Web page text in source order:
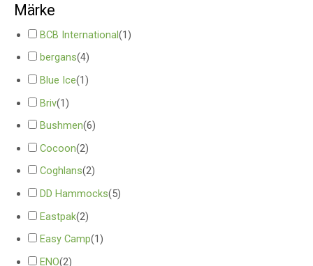
Märke
BCB International(1)
bergans(4)
Blue Ice(1)
Briv(1)
Bushmen(6)
Cocoon(2)
Coghlans(2)
DD Hammocks(5)
Eastpak(2)
Easy Camp(1)
ENO(2)